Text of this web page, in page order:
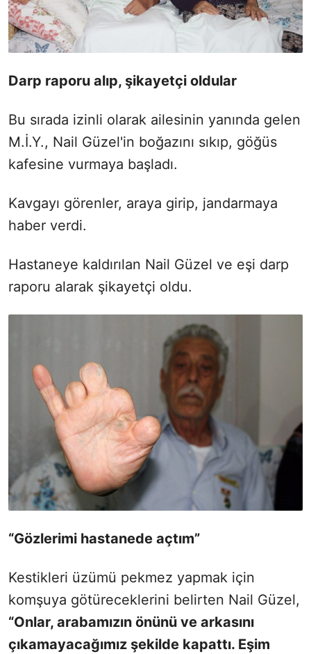
Darp raporu alıp, şikayetçi oldular
Bu sırada izinli olarak ailesinin yanında gelen
M.İ.Y., Nail Güzel'in boğazını sıkıp, göğüs
kafesine vurmaya başladı.
Kavgayı görenler, araya girip, jandarmaya
haber verdi.
Hastaneye kaldırılan Nail Güzel ve eşi darp
raporu alarak şikayetçi oldu.
“Gözlerimi hastanede açtım”
Kestikleri üzümü pekmez yapmak için
komşuya götüreceklerini belirten Nail Güzel,
“Onlar, arabamızın önünü ve arkasını
çıkamayacağımız şekilde kapattı. Eşim